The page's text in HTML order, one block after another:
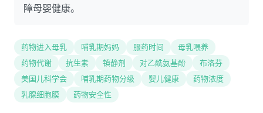
障母婴健康。
药物进入母乳 哺乳期妈妈 服药时间
母乳喂养
药物代谢
抗生素 镇静剂 对乙酰氨基酚
布洛芬
美国儿科学会
哺乳期药物分级 婴儿健康
药物浓度
乳腺细胞膜
药物安全性